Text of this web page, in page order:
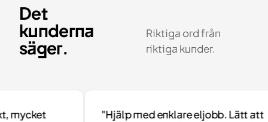
Det
kunderna
säger.
Riktiga ord från
riktiga kunder.
"Hjälp med enklare eljobb. Lätt att